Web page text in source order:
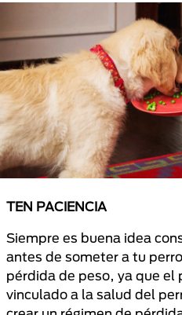
TEN PACIENCIA
Siempre es buena idea
antes de someter a tu
pérdida de peso, ya que
vinculado a la salud del